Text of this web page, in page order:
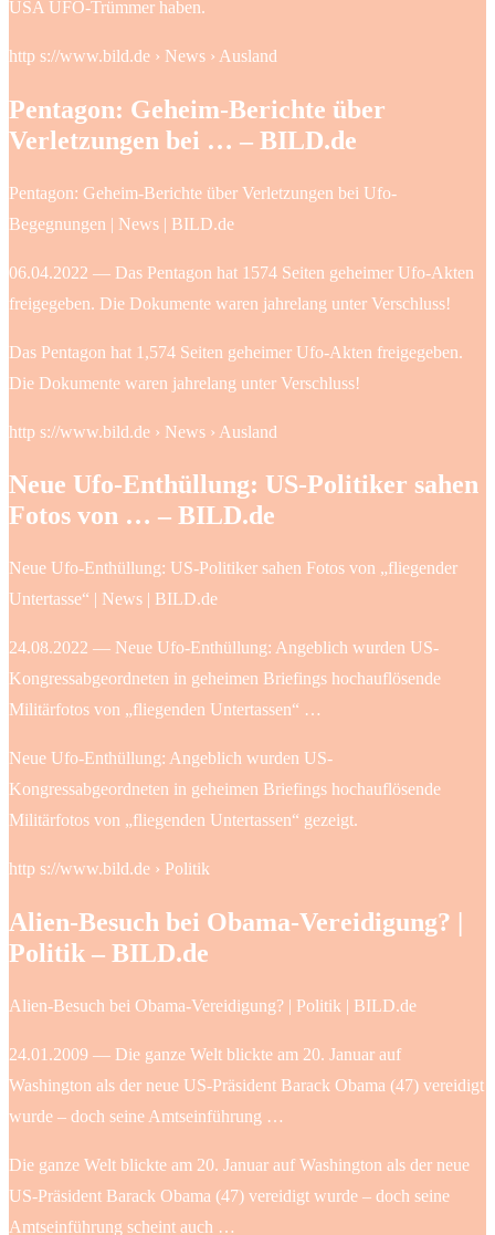
USA UFO-Trümmer haben.
http s://www.bild.de › News › Ausland
Pentagon: Geheim-Berichte über
Verletzungen bei … – BILD.de
Pentagon: Geheim-Berichte über Verletzungen bei Ufo-
Begegnungen | News | BILD.de
06.04.2022 — Das Pentagon hat 1574 Seiten geheimer Ufo-Akten
freigegeben. Die Dokumente waren jahrelang unter Verschluss!
Das Pentagon hat 1,574 Seiten geheimer Ufo-Akten freigegeben.
Die Dokumente waren jahrelang unter Verschluss!
http s://www.bild.de › News › Ausland
Neue Ufo-Enthüllung: US-Politiker sahen
Fotos von … – BILD.de
Neue Ufo-Enthüllung: US-Politiker sahen Fotos von „fliegender
Untertasse“ | News | BILD.de
24.08.2022 — Neue Ufo-Enthüllung: Angeblich wurden US-
Kongressabgeordneten in geheimen Briefings hochauflösende
Militärfotos von „fliegenden Untertassen“ …
Neue Ufo-Enthüllung: Angeblich wurden US-
Kongressabgeordneten in geheimen Briefings hochauflösende
Militärfotos von „fliegenden Untertassen“ gezeigt.
http s://www.bild.de › Politik
Alien-Besuch bei Obama-Vereidigung? |
Politik – BILD.de
Alien-Besuch bei Obama-Vereidigung? | Politik | BILD.de
24.01.2009 — Die ganze Welt blickte am 20. Januar auf
Washington als der neue US-Präsident Barack Obama (47) vereidigt
wurde – doch seine Amtseinführung …
Die ganze Welt blickte am 20. Januar auf Washington als der neue
US-Präsident Barack Obama (47) vereidigt wurde – doch seine
Amtseinführung scheint auch …